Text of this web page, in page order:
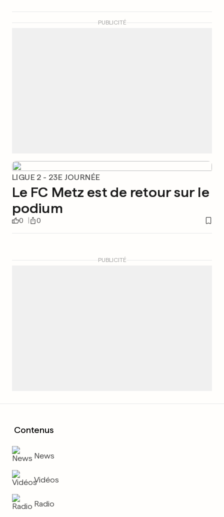
PUBLICITÉ
LIGUE 2 - 23E JOURNÉE
Le FC Metz est de retour sur le
podium
0 0
PUBLICITÉ
Contenus
News
Vidéos
Radio